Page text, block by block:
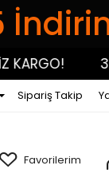
Sipariş Takip
Favorilerim